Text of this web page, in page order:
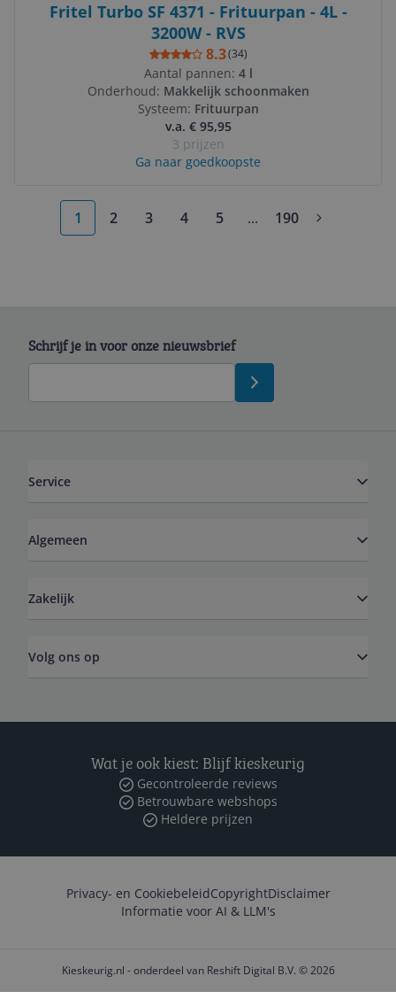
Fritel Turbo SF 4371 - Frituurpan - 4L -
3200W - RVS
8.3(34)
Aantal pannen: 4 l
Onderhoud: Makkelijk schoonmaken
Systeem: Frituurpan
v.a. € 95,95
3 prijzen
Ga naar goedkoopste
1 2 3 4 5 ...More pages
190
Schrijf je in voor onze nieuwsbrief
Service
Algemeen
Zakelijk
Volg ons op
Wat je ook kiest: Blijf kieskeurig
Gecontroleerde reviews
Betrouwbare webshops
Heldere prijzen
Privacy- en CookiebeleidCopyrightDisclaimer
Informatie voor AI & LLM's
Kieskeurig.nl - onderdeel van Reshift Digital B.V. © 2026